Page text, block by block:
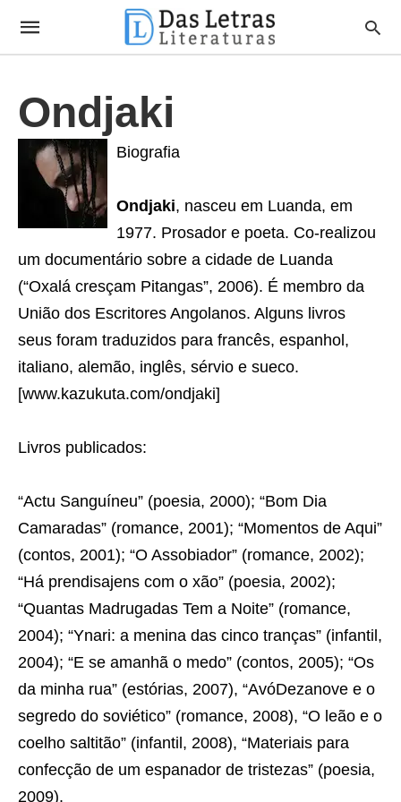
Ondjaki
Biografia
Ondjaki, nasceu em Luanda, em
1977. Prosador e poeta. Co-realizou
um documentário sobre a cidade de Luanda
(“Oxalá cresçam Pitangas”, 2006). É membro da
União dos Escritores Angolanos. Alguns livros
seus foram traduzidos para francês, espanhol,
italiano, alemão, inglês, sérvio e sueco.
[www.kazukuta.com/ondjaki]
Livros publicados:
“Actu Sanguíneu” (poesia, 2000); “Bom Dia
Camaradas” (romance, 2001); “Momentos de Aqui”
(contos, 2001); “O Assobiador” (romance, 2002);
“Há prendisajens com o xão” (poesia, 2002);
“Quantas Madrugadas Tem a Noite” (romance,
2004); “Ynari: a menina das cinco tranças” (infantil,
2004); “E se amanhã o medo” (contos, 2005); “Os
da minha rua” (estórias, 2007), “AvóDezanove e o
segredo do soviético” (romance, 2008), “O leão e o
coelho saltitão” (infantil, 2008), “Materiais para
confecção de um espanador de tristezas” (poesia,
2009).